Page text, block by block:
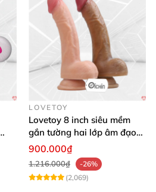
LOVETOY
Lovetoy 8 inch siêu mềm
gắn tường hai lớp âm đạo
giả chuẩn y tế
900.000₫
1.216.000₫
-26%
(2,069)